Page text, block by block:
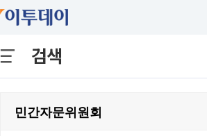
검색